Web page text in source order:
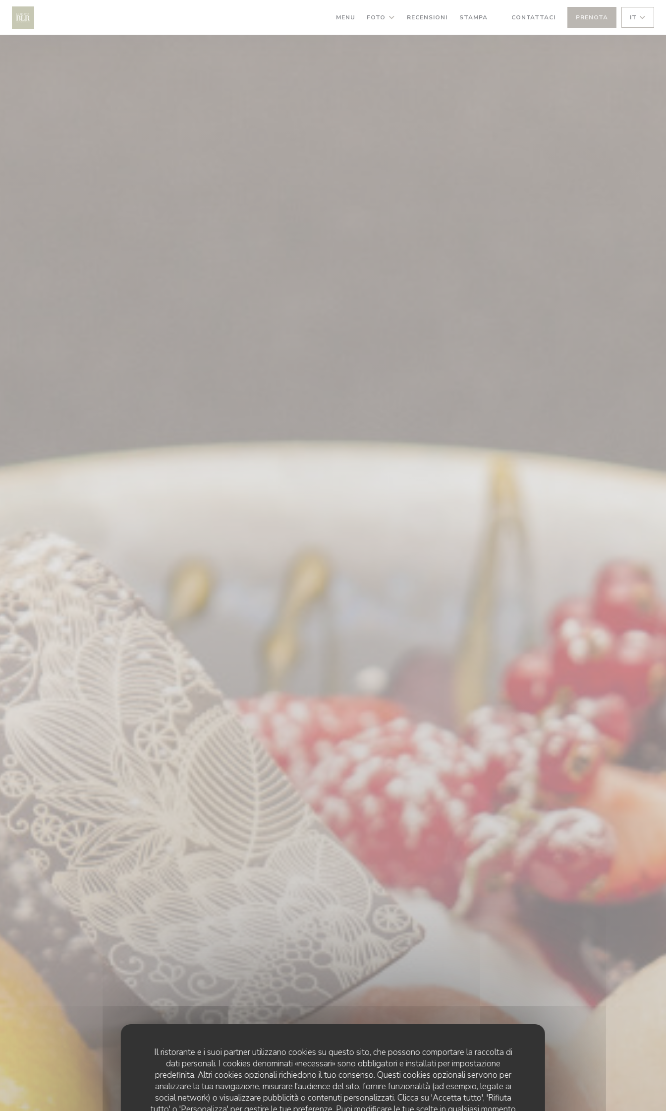
Personalizzazione delle tue scelte sui cookie
Il ristorante e i suoi partner utilizzano cookies su questo sito, che possono comportare la raccolta di
dati personali. I cookies denominati «necessari» sono obbligatori e installati per impostazione
predefinita. Altri cookies opzionali richiedono il tuo consenso. Questi cookies opzionali servono per
analizzare la tua navigazione, misurare l'audience del sito, fornire funzionalità (ad esempio, legate ai
social network) o visualizzare pubblicità o contenuti personalizzati. Clicca su 'Accetta tutto', 'Rifiuta
MENU FOTO RECENSIONI STAMPA CONTATTACI PRENOTA IT
BISTROT MODERNE• SAINT-MARTIN-DU-TERTRE